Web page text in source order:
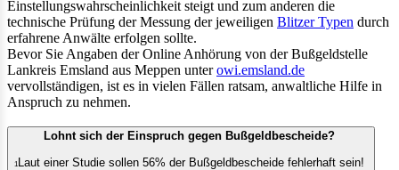
Einstellungswahrscheinlichkeit steigt und zum anderen die
technische Prüfung der Messung der jeweiligen Blitzer Typen durch
erfahrene Anwälte erfolgen sollte.
Bevor Sie Angaben der Online Anhörung von der Bußgeldstelle
Lankreis Emsland aus Meppen unterowi.emsland.de
vervollständigen, ist es in vielen Fällen ratsam, anwaltliche Hilfe in
Anspruch zu nehmen.
Lohnt sich der Einspruch gegen Bußgeldbescheide?
1
Laut einer Studie sollen 56% der Bußgeldbescheide fehlerhaft sein!